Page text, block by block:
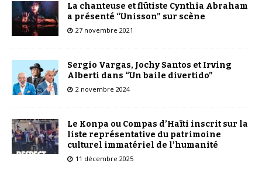
La chanteuse et flûtiste Cynthia Abraham
a présenté “Unisson” sur scène
27 novembre 2021
Sergio Vargas, Jochy Santos et Irving
Alberti dans “Un baile divertido”
2 novembre 2024
Le Konpa ou Compas d’Haïti inscrit sur la
liste représentative du patrimoine
culturel immatériel de l’humanité
11 décembre 2025